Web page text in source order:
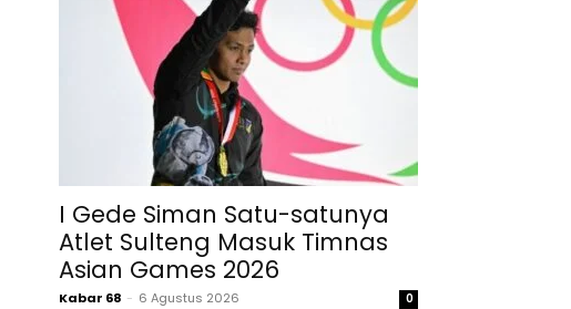
I Gede Siman Satu-satunya
Atlet Sulteng Masuk Timnas
Asian Games 2026
Kabar 68 - 6 Agustus 2026 0